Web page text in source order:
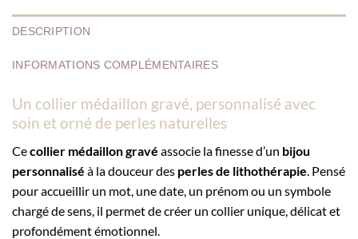
DESCRIPTION
INFORMATIONS COMPLÉMENTAIRES
Un collier médaillon gravé, personnalisé avec
soin et orné de perles naturelles
Cecollier médaillon gravé associe la finesse d’un bijou
personnalisé à la douceur des perles de lithothérapie. Pensé
pour accueillir un mot, une date, un prénom ou un symbole
chargé de sens, il permet de créer un collier unique, délicat et
profondément émotionnel.